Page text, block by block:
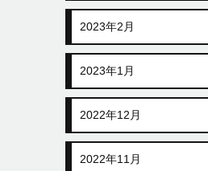
2023年2月
2023年1月
2022年12月
2022年11月